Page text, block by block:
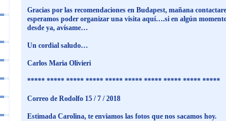
Gracias por las recomendaciones en Budapest, mañana
esperamos poder organizar una visita aquí….si en algún
desde ya, avísame…
Un cordial saludo…
Carlos Maria Olivieri
***** ***** ***** ***** ***** ***** ***** ***** ***** *****
Correo de Rodolfo 15 / 7 / 2018
Estimada Carolina, te enviamos las fotos que nos sacamos hoy.